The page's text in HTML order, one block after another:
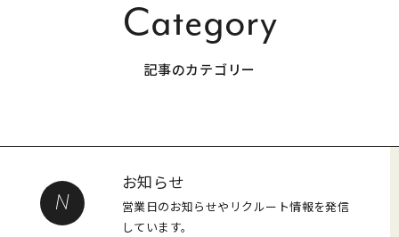
Category
記事のカテゴリー
N
お知らせ
営業日のお知らせやリクルート情報を発信
しています。